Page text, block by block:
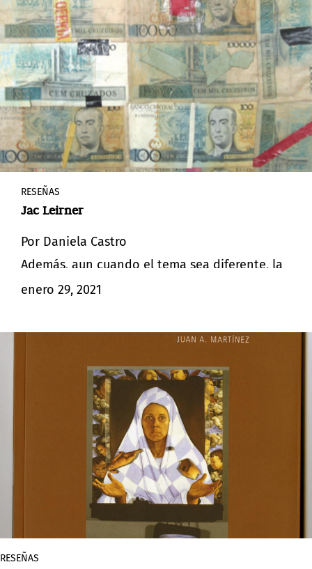
RESEÑAS
Jac Leirner
Por Daniela Castro
Además, aun cuando el tema sea diferente, la
gente siempre pinta el mismo cuadro. -Andy
Warhol. Andy Warhol. Mi filosofía (De la A a la B y
enero 29, 2021
RESEÑAS